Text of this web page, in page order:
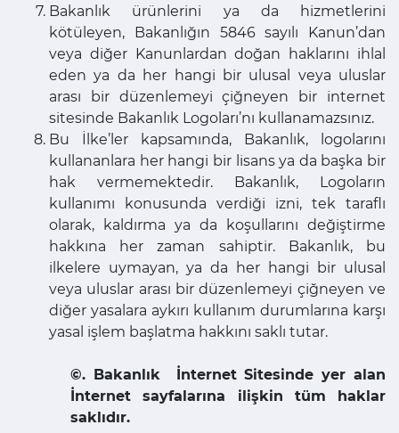
Bakanlık ürünlerini ya da hizmetlerini
kötüleyen, Bakanlığın 5846 sayılı Kanun’dan
veya diğer Kanunlardan doğan haklarını ihlal
eden ya da her hangi bir ulusal veya uluslar
arası bir düzenlemeyi çiğneyen bir internet
sitesinde Bakanlık Logoları’nı kullanamazsınız.
Bu İlke’ler kapsamında, Bakanlık, logolarını
kullananlara her hangi bir lisans ya da başka bir
hak vermemektedir. Bakanlık, Logoların
kullanımı konusunda verdiği izni, tek taraflı
olarak, kaldırma ya da koşullarını değiştirme
hakkına her zaman sahiptir. Bakanlık, bu
ilkelere uymayan, ya da her hangi bir ulusal
veya uluslar arası bir düzenlemeyi çiğneyen ve
diğer yasalara aykırı kullanım durumlarına karşı
yasal işlem başlatma hakkını saklı tutar.
©. Bakanlık İnternet Sitesinde yer alan
İnternet sayfalarına ilişkin tüm haklar
saklıdır.